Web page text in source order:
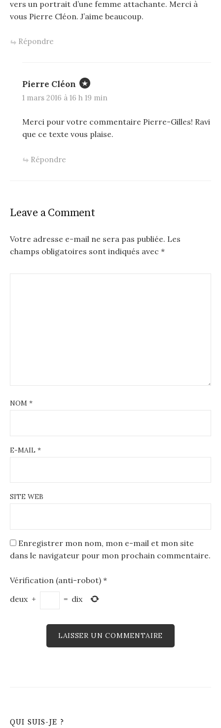
vers un portrait d’une femme attachante. Merci à
vous Pierre Cléon. J’aime beaucoup.
Répondre
Pierre Cléon
1 mars 2016 à 16 h 19 min
Merci pour votre commentaire Pierre-Gilles! Ravi
que ce texte vous plaise.
Répondre
Leave a Comment
Votre adresse e-mail ne sera pas publiée. Les
champs obligatoires sont indiqués avec *
NOM *
E-MAIL *
SITE WEB
Enregistrer mon nom, mon e-mail et mon site
dans le navigateur pour mon prochain commentaire.
Vérification (anti-robot) *
deux + = dix
QUI SUIS-JE ?